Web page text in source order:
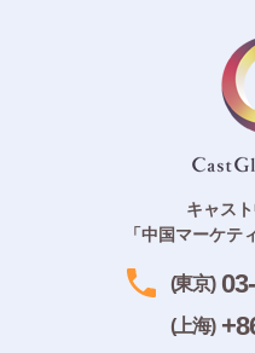
キャス
「中国マーケテ
(東京)
(上海)